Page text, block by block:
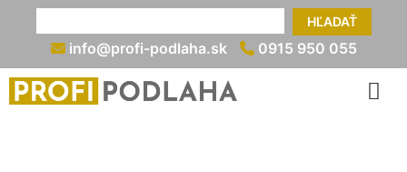
HĽADAŤ
info@profi-podlaha.sk 0915 950 055